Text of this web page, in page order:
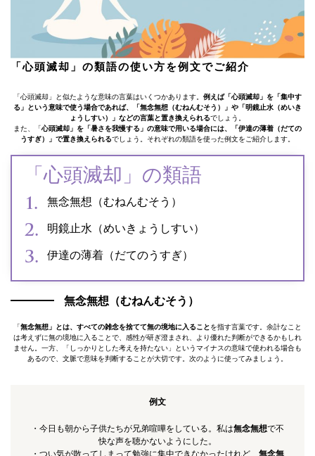
「心頭滅却」の類語の使い方を例文でご紹介
「心頭滅却」と似たような意味の言葉はいくつかあります。 例えば「心頭滅却」を「集中す
る」という意味で使う場合であれば、「無念無想（むねんむそう）」や「明鏡止水（めいき
ょうしすい）」などの言葉と置き換えられるでしょう。
また、「心頭滅却」を「暑さを我慢する」の意味で用いる場合には、「伊達の薄着（だての
うすぎ）」で置き換えられるでしょう。それぞれの類語を使った例文をご紹介します。
「心頭滅却」の類語
無念無想（むねんむそう）
明鏡止水（めいきょうしすい）
伊達の薄着（だてのうすぎ）
無念無想（むねんむそう）
「無念無想」とは、すべての雑念を捨てて無の境地に入ることを指す言葉です。余計なこと
は考えずに無の境地に入ることで、感性が研ぎ澄まされ、より優れた判断ができるかもしれ
ません。一方、「しっかりとした考えを持たない」というマイナスの意味で使われる場合も
あるので、文脈で意味を判断することが大切です。次のように使ってみましょう。
例文
・今日も朝から子供たちが兄弟喧嘩をしている。私は無念無想で不
快な声を聴かないようにした。
・つい気が散ってしまって勉強に集中できなかったけれど、 無念無